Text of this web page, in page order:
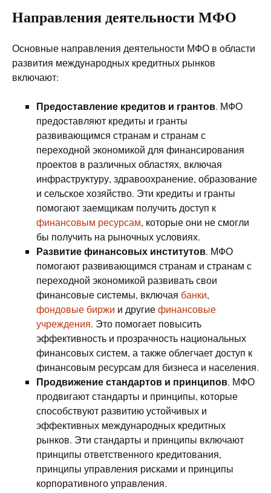
Направления деятельности МФО
Основные направления деятельности МФО в области
развития международных кредитных рынков
включают:
Предоставление кредитов и грантов. МФО
предоставляют кредиты и гранты
развивающимся странам и странам с
переходной экономикой для финансирования
проектов в различных областях, включая
инфраструктуру, здравоохранение, образование
и сельское хозяйство. Эти кредиты и гранты
помогают заемщикам получить доступ к
финансовым ресурсам, которые они не смогли
бы получить на рыночных условиях.
Развитие финансовых институтов. МФО
помогают развивающимся странам и странам с
переходной экономикой развивать свои
финансовые системы, включая банки,
фондовые биржи и другиефинансовые
учреждения. Это помогает повысить
эффективность и прозрачность национальных
финансовых систем, а также облегчает доступ к
финансовым ресурсам для бизнеса и населения.
Продвижение стандартов и принципов. МФО
продвигают стандарты и принципы, которые
способствуют развитию устойчивых и
эффективных международных кредитных
рынков. Эти стандарты и принципы включают
принципы ответственного кредитования,
принципы управления рисками и принципы
корпоративного управления.